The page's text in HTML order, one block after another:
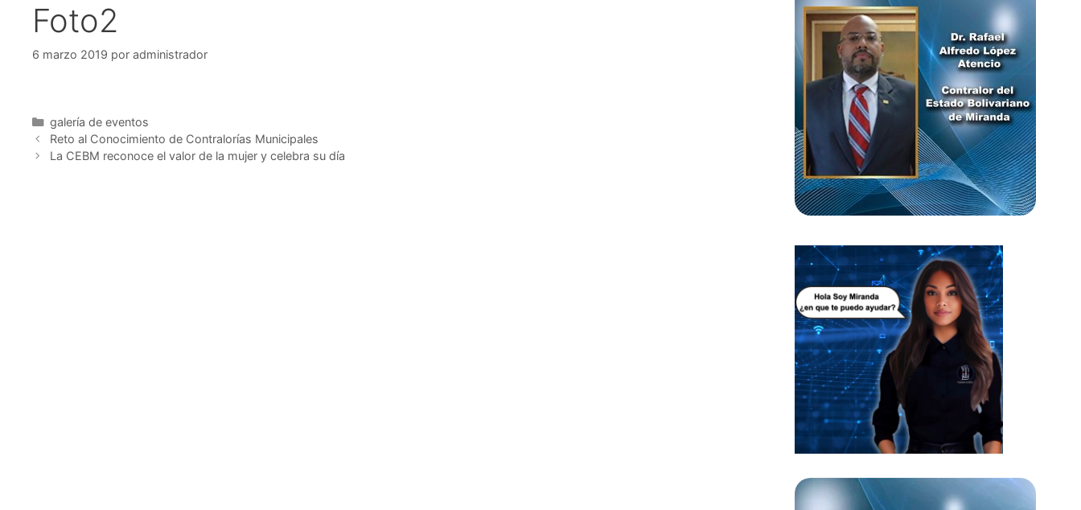
Foto2
6 marzo 2019 por administrador
galería de eventos
Reto al Conocimiento de Contralorías Municipales
La CEBM reconoce el valor de la mujer y celebra su día